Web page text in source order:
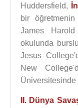
Huddersfield,
bir
James
okulunda
Jesus
New
Üniversitesinde
II. Dünya